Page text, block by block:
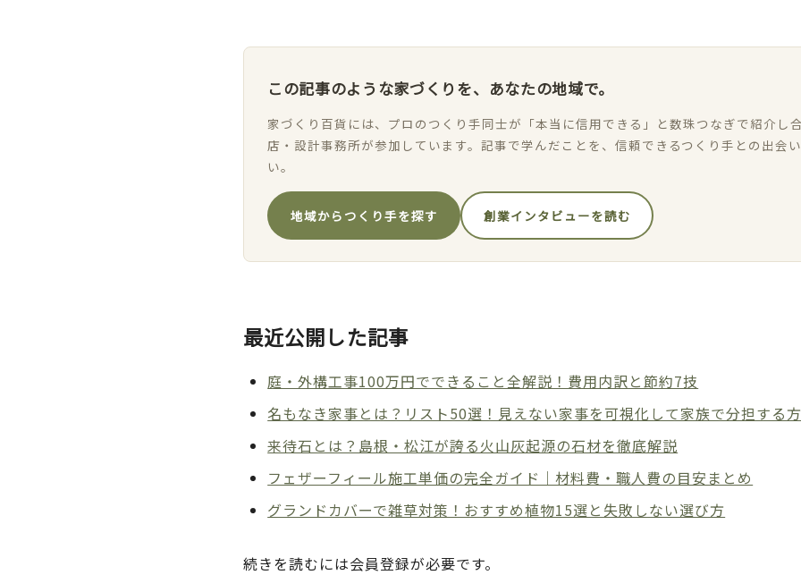
この記事のような家づくりを、あなたの地域で。
家づくり百貨には、プロのつくり手同士が「本当に信用できる」と数珠つなぎで紹介し
店・設計事務所が参加しています。記事で学んだことを、信頼できるつくり手との出会
い。
地域からつくり手を探す 創業インタビューを読む
最近公開した記事
庭・外構工事100万円でできること全解説！費用内訳と節約7技
名もなき家事とは？リスト50選！見えない家事を可視化して家族で分担する
来待石とは？島根・松江が誇る火山灰起源の石材を徹底解説
フェザーフィール施工単価の完全ガイド｜材料費・職人費の目安まとめ
グランドカバーで雑草対策！おすすめ植物15選と失敗しない選び方
続きを読むには会員登録が必要です。